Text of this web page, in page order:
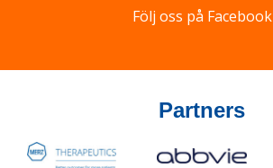
Följ oss på Facebook
Partners